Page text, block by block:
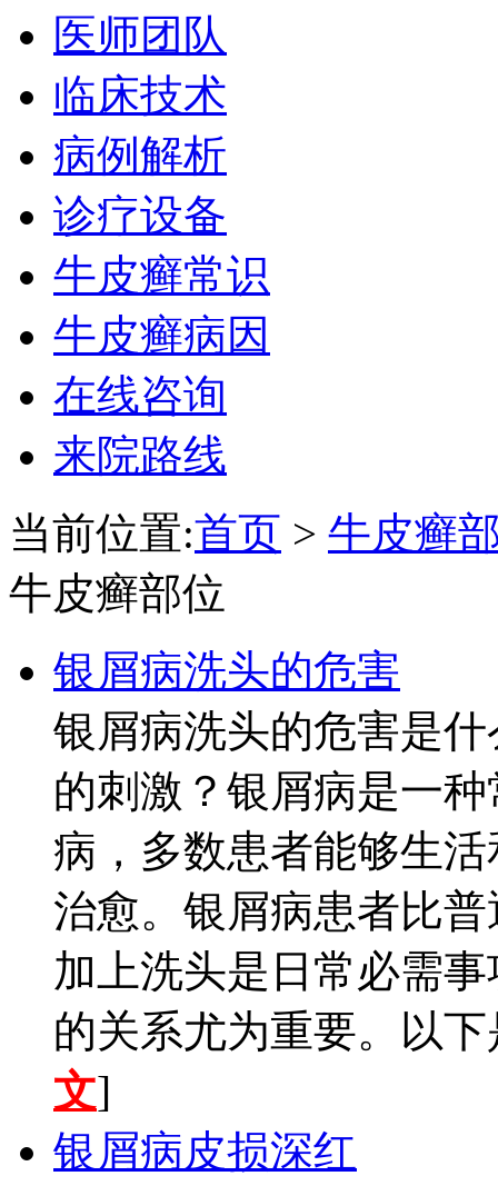
医师团队
临床技术
病例解析
诊疗设备
牛皮癣常识
牛皮癣病因
在线咨询
来院路线
当前位置:首页 > 牛皮癣
牛皮癣部位
银屑病洗头的危害
银屑病洗头的危害是
的刺激？银屑病是一
病，多数患者能够生
治愈。银屑病患者比
加上洗头是日常必需
的关系尤为重要。以
文]
银屑病皮损深红